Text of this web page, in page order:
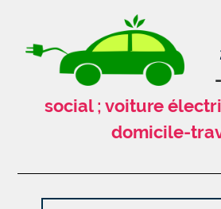
social ; voiture
domicile-